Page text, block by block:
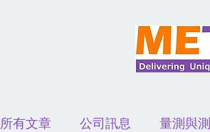
所有文章 公司訊息 量測與